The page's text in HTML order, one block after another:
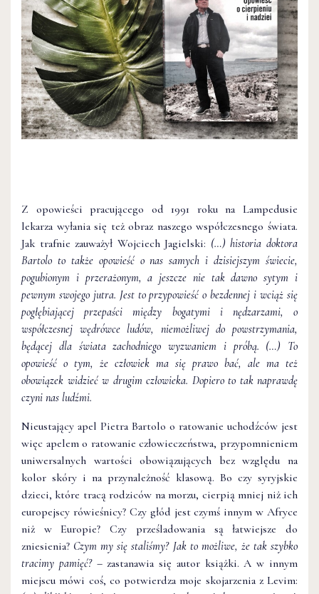
Z opowieści pracującego od 1991 roku na Lampedusie
lekarza wyłania się też obraz naszego współczesnego świata.
Jak trafnie zauważył Wojciech Jagielski: (…) historia doktora
Bartolo to także opowieść o nas samych i dzisiejszym świecie,
pogubionym i przerażonym, a jeszcze nie tak dawno sytym i
pewnym swojego jutra. Jest to przypowieść o bezdennej i wciąż się
pogłębiającej przepaści między bogatymi i nędzarzami, o
współczesnej wędrówce ludów, niemożliwej do powstrzymania,
będącej dla świata zachodniego wyzwaniem i próbą. (…) To
opowieść o tym, że człowiek ma się prawo bać, ale ma też
obowiązek widzieć w drugim człowieka. Dopiero to tak naprawdę
czyni nas ludźmi.
Nieustający apel Pietra Bartolo o ratowanie uchodźców jest
więc apelem o ratowanie człowieczeństwa, przypomnieniem
uniwersalnych wartości obowiązujących bez względu na
kolor skóry i na przynależność klasową. Bo czy syryjskie
dzieci, które tracą rodziców na morzu, cierpią mniej niż ich
europejscy rówieśnicy? Czy głód jest czymś innym w Afryce
niż w Europie? Czy prześladowania są łatwiejsze do
zniesienia? Czym my się staliśmy? Jak to możliwe, że tak szybko
tracimy pamięć? –zastanawia się autor książki. A w innym
miejscu mówi coś, co potwierdza moje skojarzenia z Levim: